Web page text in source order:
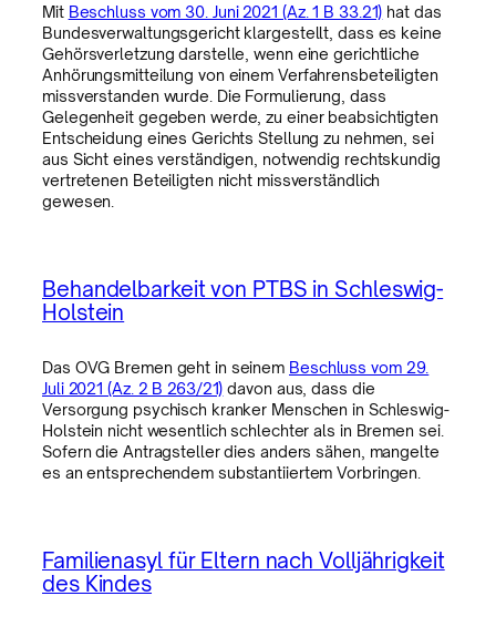
Mit Beschluss vom 30. Juni 2021 (Az. 1 B 33.21) hat das
Bundesverwaltungsgericht klargestellt, dass es keine
Gehörsverletzung darstelle, wenn eine gerichtliche
Anhörungsmitteilung von einem Verfahrensbeteiligten
missverstanden wurde. Die Formulierung, dass
Gelegenheit gegeben werde, zu einer beabsichtigten
Entscheidung eines Gerichts Stellung zu nehmen, sei
aus Sicht eines verständigen, notwendig rechtskundig
vertretenen Beteiligten nicht missverständlich
gewesen.
Behandelbarkeit von PTBS in Schleswig-
Holstein
Das OVG Bremen geht in seinem Beschluss vom 29.
Juli 2021 (Az. 2 B 263/21) davon aus, dass die
Versorgung psychisch kranker Menschen in Schleswig-
Holstein nicht wesentlich schlechter als in Bremen sei.
Sofern die Antragsteller dies anders sähen, mangelte
es an entsprechendem substantiiertem Vorbringen.
Familienasyl für Eltern nach Volljährigkeit
des Kindes